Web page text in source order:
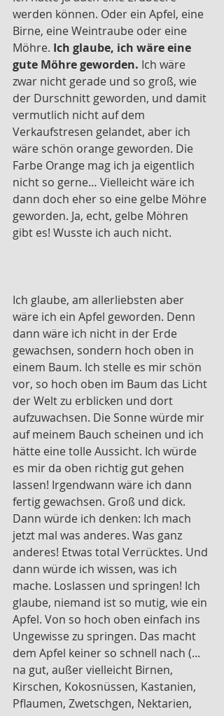
werden können. Oder ein Apfel, eine
Birne, eine Weintraube oder eine
Möhre. Ich glaube, ich wäre eine
gute Möhre geworden. Ich wäre
zwar nicht gerade und so groß, wie
der Durschnitt geworden, und damit
vermutlich nicht auf dem
Verkaufstresen gelandet, aber ich
wäre schön orange geworden. Die
Farbe Orange mag ich ja eigentlich
nicht so gerne… Vielleicht wäre ich
dann doch eher so eine gelbe Möhre
geworden. Ja, echt, gelbe Möhren
gibt es! Wusste ich auch nicht.
Ich glaube, am allerliebsten aber
wäre ich ein Apfel geworden. Denn
dann wäre ich nicht in der Erde
gewachsen, sondern hoch oben in
einem Baum. Ich stelle es mir schön
vor, so hoch oben im Baum das Licht
der Welt zu erblicken und dort
aufzuwachsen. Die Sonne würde mir
auf meinem Bauch scheinen und ich
hätte eine tolle Aussicht. Ich würde
es mir da oben richtig gut gehen
lassen! Irgendwann wäre ich dann
fertig gewachsen. Groß und dick.
Dann würde ich denken: Ich mach
jetzt mal was anderes. Was ganz
anderes! Etwas total Verrücktes. Und
dann würde ich wissen, was ich
mache. Loslassen und springen! Ich
glaube, niemand ist so mutig, wie ein
Apfel. Von so hoch oben einfach ins
Ungewisse zu springen. Das macht
dem Apfel keiner so schnell nach (...
na gut, außer vielleicht Birnen,
Kirschen, Kokosnüssen, Kastanien,
Pflaumen, Zwetschgen, Nektarien,